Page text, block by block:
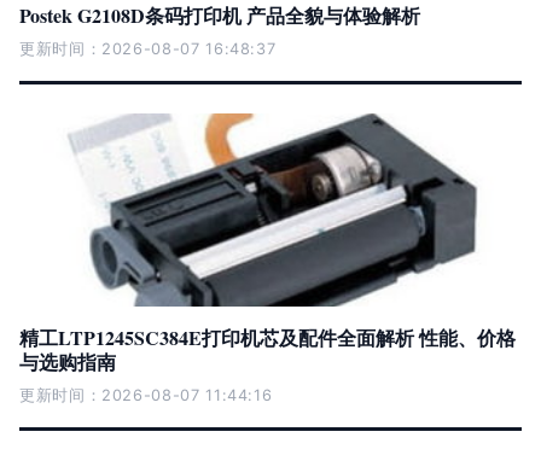
Postek G2108D条码打印机 产品全貌与体验解析
更新时间：2026-08-07 16:48:37
精工LTP1245SC384E打印机芯及配件全面解析 性能、价格
与选购指南
更新时间：2026-08-07 11:44:16